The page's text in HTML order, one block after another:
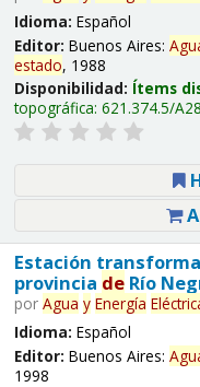
Idioma: Español
Editor: Buenos Aires:
estado, 1988
Disponibilidad: Ítems
topográfica: 621.374.5/
Estación
provincia deRío
por Agua y Energía
Idioma: Español
Editor: Buenos Aires:
1998